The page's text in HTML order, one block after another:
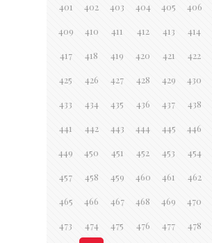
401 402 403 404 405 406
409 410 411 412 413 414
417 418 419 420 421 422
425 426 427 428 429 430
433 434 435 436 437 438
441 442 443 444 445 446
449 450 451 452 453 454
457 458 459 460 461 462
465 466 467 468 469 470
473 474 475 476 477 478